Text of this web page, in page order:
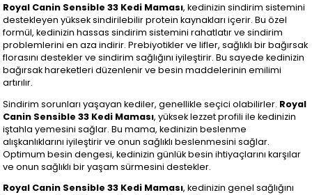
Royal Canin Sensible 33 Kedi Maması, kedinizin sindirim sistemini
destekleyen yüksek sindirilebilir protein kaynakları içerir. Bu özel
formül, kedinizin hassas sindirim sistemini rahatlatır ve sindirim
problemlerini en aza indirir. Prebiyotikler ve lifler, sağlıklı bir bağırsak
florasını destekler ve sindirim sağlığını iyileştirir. Bu sayede kedinizin
bağırsak hareketleri düzenlenir ve besin maddelerinin emilimi
artırılır.
Sindirim sorunları yaşayan kediler, genellikle seçici olabilirler. Royal
Canin Sensible 33 Kedi Maması, yüksek lezzet profili ile kedinizin
iştahla yemesini sağlar. Bu mama, kedinizin beslenme
alışkanlıklarını iyileştirir ve onun sağlıklı beslenmesini sağlar.
Optimum besin dengesi, kedinizin günlük besin ihtiyaçlarını karşılar
ve onun sağlıklı bir yaşam sürmesini destekler.
Royal Canin Sensible 33 Kedi Maması, kedinizin genel sağlığını